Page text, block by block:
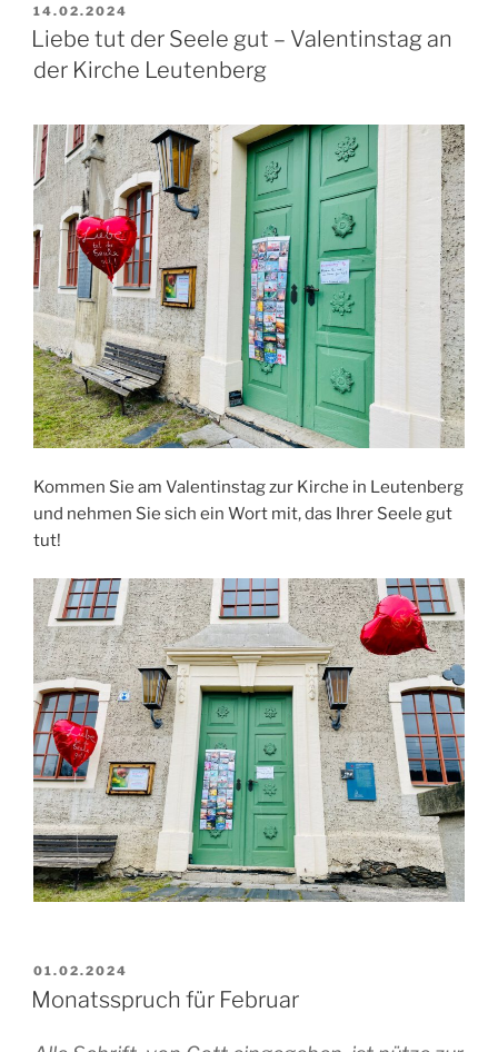
VERÖFFENTLICHT
AM
14.02.2024
Liebe tut der Seele gut – Valentinstag an
der Kirche Leutenberg
Kommen Sie am Valentinstag zur Kirche in Leutenberg
und nehmen Sie sich ein Wort mit, das Ihrer Seele gut
tut!
VERÖFFENTLICHT
AM
01.02.2024
Monatsspruch für Februar